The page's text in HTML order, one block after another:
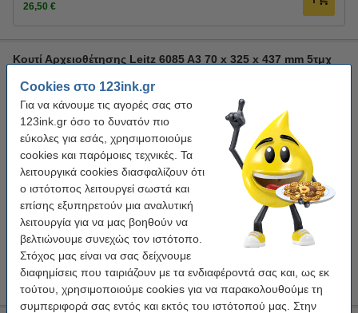
Cookies στο 123ink.gr
Για να κάνουμε τις αγορές σας στο
123ink.gr όσο το δυνατόν πιο
εύκολες για εσάς, χρησιμοποιούμε
cookies και παρόμοιες τεχνικές. Τα
λειτουργικά cookies διασφαλίζουν ότι
ο ιστότοπος λειτουργεί σωστά και
επίσης εξυπηρετούν μια αναλυτική
λειτουργία για να μας βοηθούν να
βελτιώνουμε συνεχώς τον ιστότοπο.
Στόχος μας είναι να σας δείχνουμε
διαφημίσεις που ταιριάζουν με τα ενδιαφέροντά σας και, ως εκ
τούτου, χρησιμοποιούμε cookies για να παρακολουθούμε τη
συμπεριφορά σας εντός και εκτός του ιστότοπού μας. Στην
26,50 €
Κουτί Αρχειοθέτησης Leitz 6085 A3 70 x 325 x 437 mm 5τμχ
Leitz natural brown
Κάνε κλικ για να δεις τα χαρακτηριστικά!
29,95 € Στο Καλάθι
Μη ξεχάσεις!
Bιβλιοδετικό 123ink Κίτρινο/Λευκό 100τμχ
26,50 €